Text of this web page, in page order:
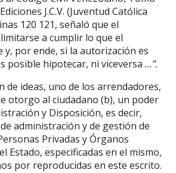
J.C.V. (Juventud Católica
120 121, señaló que el
a cumplir lo que el
y, por ende, si la autorización es
posible hipotecar, ni viceversa…”.
de ideas, uno de los arrendadores,
otorgo al ciudadano (b), un poder
y Disposición, es decir,
administración y de gestión de
Privadas y Órganos
Estado, especificadas en el mismo,
por reproducidas en este escrito.